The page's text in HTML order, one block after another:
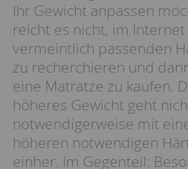
Ihr Gewicht anpassen
reicht es nicht, im
vermeintlich passenden
zu recherchieren und
eine Matratze zu kaufen.
höheres Gewicht geht
notwendigerweise mit
höheren notwendigen
einher. Im Gegenteil: